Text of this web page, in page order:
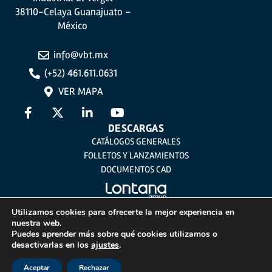
(La Rioja) o a través de la dirección de correo electrónico
38110-Celaya Guanajuato –
México
info@vbt.mx
(+52) 461.611.0631
VER MAPA
DESCARGAS
CATÁLOGOS GENERALES
FOLLETOS Y LANZAMIENTOS
DOCUMENTOS CAD
Aviso legal
Política de privacidad
Política de Cookies
Utilizamos cookies para ofrecerte la mejor experiencia en
nuestra web.
Puedes aprender más sobre qué cookies utilizamos o
desactivarlas en los ajustes.
Aceptar Rechazar